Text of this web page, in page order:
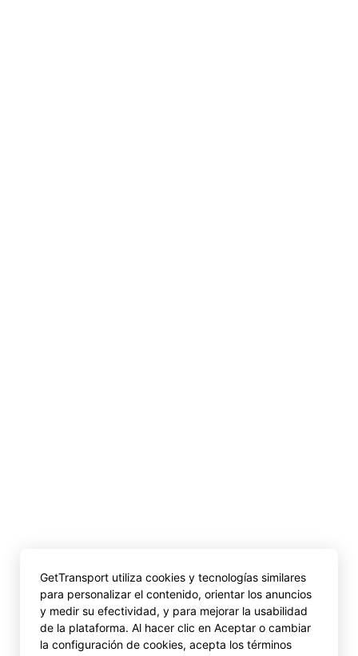
GetTransport utiliza cookies y tecnologías similares
para personalizar el contenido, orientar los anuncios
y medir su efectividad, y para mejorar la usabilidad
de la plataforma. Al hacer clic en Aceptar o cambiar
la configuración de cookies, acepta los términos